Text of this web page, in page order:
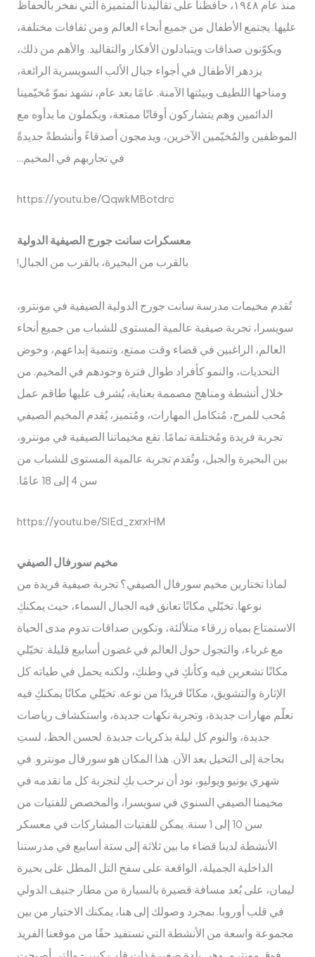
منذ عام ١٩٤٨، حافظنا على تقاليدنا المتميزة التي نفخر بالحفاظ
عليها. يجتمع الأطفال من جميع أنحاء العالم ومن ثقافات مختلفة،
ويكوّنون صداقات ويتبادلون الأفكار والتقاليد. والأهم من ذلك،
يزدهر الأطفال في أجواء جبال الألب السويسرية الرائعة،
ومناخها اللطيف وبيئتها الآمنة. عامًا بعد عام، نشهد نموّ مُخيّمينا
الدائمين وهم يتشاركون أوقاتًا ممتعة، ويكملون ما بدأوه مع
الموظفين والمُخيّمين الآخرين، ويدمجون أصدقاءً وأنشطةً جديدةً
في تجاربهم في المخيم...
https://youtu.be/QqwkMBotdrc
معسكرات سانت جورج الصيفية الدولية
بالقرب من البحيرة، بالقرب من الجبال!
تُقدم مخيمات مدرسة سانت جورج الدولية الصيفية في مونترو،
سويسرا، تجربة صيفية عالمية المستوى للشباب من جميع أنحاء
العالم، الراغبين في قضاء وقت ممتع، وتنمية إبداعهم، وخوض
التحديات، والنمو كأفراد طوال فترة وجودهم في المخيم. من
خلال أنشطة ومناهج مصممة بعناية، يُشرف عليها طاقم عمل
مُحب للمرح، مُتكامل المهارات، ومُتميز، يُقدم المخيم الصيفي
تجربة فريدة ومُختلفة تمامًا. تقع مخيماتنا الصيفية في مونترو،
بين البحيرة والجبل، وتُقدم تجربة عالمية المستوى للشباب من
سن 4 إلى 18 عامًا.
https://youtu.be/SlEd_zxrxHM
مخيم سورفال الصيفي
لماذا تختارين مخيم سورفال الصيفي؟ تجربة صيفية فريدة من
نوعها. تخيّلي مكانًا تعانق فيه الجبال السماء، حيث يمكنكِ
الاستمتاع بمياه زرقاء متلألئة، وتكوين صداقات تدوم مدى الحياة
مع غرباء، والتجول حول العالم في غضون أسابيع قليلة. تخيّلي
مكانًا تشعرين فيه وكأنكِ في وطنكِ، ولكنه يحمل في طياته كل
الإثارة والتشويق، مكانًا فريدًا من نوعه. تخيّلي مكانًا يمكنكِ فيه
تعلّم مهارات جديدة، وتجربة نكهات جديدة، واستكشاف رياضات
جديدة، والنوم كل ليلة بذكريات جديدة. لحسن الحظ، لستِ
بحاجة إلى التخيل بعد الآن. هذا المكان هو سورفال مونترو. في
شهري يونيو ويوليو، نود أن نرحب بكِ لتجربة كل ما نقدمه في
مخيمنا الصيفي السنوي في سويسرا، والمخصص للفتيات من
سن 10 إلى 1 سنة. يمكن للفتيات المشاركات في معسكر
الأنشطة لدينا قضاء ما بين ثلاثة إلى ستة أسابيع في مدرستنا
الداخلية الجميلة، الواقعة على سفح التل المطل على بحيرة
ليمان، على بُعد مسافة قصيرة بالسيارة من مطار جنيف الدولي
في قلب أوروبا. بمجرد وصولك إلى هنا، يمكنك الاختيار من بين
مجموعة واسعة من الأنشطة التي تستفيد حقًا من موقعنا الفريد